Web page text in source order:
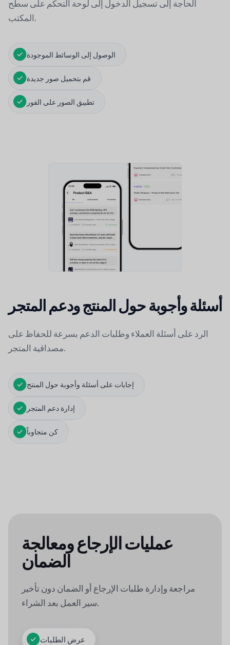
الحاجة إلى تسجيل الدخول إلى لوحة التحكم على سطح
المكتب.
الوصول إلى الوسائط الموجودة
قم بتحميل صور جديدة
تطبيق الصور على الفور
أسئلة وأجوبة حول المنتج ودعم المتجر
الرد على أسئلة العملاء وطلبات الدعم بسرعة للحفاظ على
مصداقية المتجر.
إجابات على أسئلة وأجوبة حول المنتج
إدارة دعم المتجر
كن متجاوباً
عمليات الإرجاع ومعالجة
الضمان
مراجعة وإدارة طلبات الإرجاع أو الضمان دون تأخير
سير العمل بعد الشراء.
عرض الطلبات